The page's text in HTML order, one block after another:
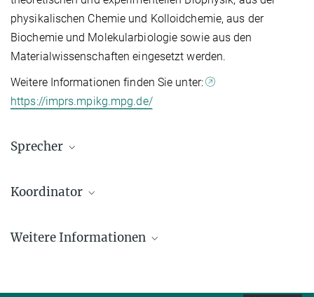
physikalischen Chemie und Kolloidchemie, aus der
Biochemie und Molekularbiologie sowie aus den
Materialwissenschaften eingesetzt werden.
Weitere Informationen finden Sie unter:
https://imprs.mpikg.mpg.de/
Sprecher
Emeritierter Direktor
valerie.lecker@...
Koordinator
Group Leader
angelo.valleriani@...
Weitere Informationen